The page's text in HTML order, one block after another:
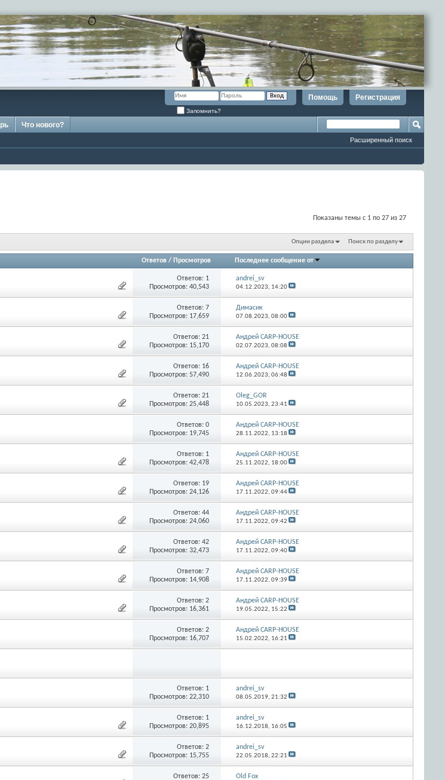
Регистрация
Помощь
Запомнить?
Что нового?
Расширенный поиск
Показаны темы с 1 по 27 из 27
Опции раздела Поиск по разделу
Ответов / Просмотров Последнее сообщение от
Ответов: 1
Просмотров: 40,543
andrei_sv
04.12.2023, 14:20
Ответов:7
Просмотров: 17,659
Димасик
07.08.2023, 08:00
Ответов:21
Просмотров: 15,170
Андрей CARP-HOUSE
02.07.2023, 08:08
Ответов: 16
Просмотров: 57,490
Андрей CARP-HOUSE
12.06.2023, 06:48
Ответов:21
Просмотров: 25,448
Oleg_GOR
10.05.2023, 23:41
Ответов:0
Просмотров: 19,745
Андрей CARP-HOUSE
28.11.2022, 13:18
Ответов: 1
Просмотров: 42,478
Андрей CARP-HOUSE
25.11.2022, 18:00
Ответов: 19
Просмотров: 24,126
Андрей CARP-HOUSE
17.11.2022, 09:44
Ответов:44
Просмотров: 24,060
Андрей CARP-HOUSE
17.11.2022, 09:42
Ответов:42
Просмотров: 32,473
Андрей CARP-HOUSE
17.11.2022, 09:40
Ответов:7
Просмотров: 14,908
Андрей CARP-HOUSE
17.11.2022, 09:39
Ответов:2
Просмотров: 16,361
Андрей CARP-HOUSE
19.05.2022, 15:22
Ответов:2
Просмотров: 16,707
Андрей CARP-HOUSE
15.02.2022, 16:21
Ответов: 1
Просмотров: 22,310
andrei_sv
08.05.2019, 21:32
Ответов: 1
Просмотров: 20,895
andrei_sv
16.12.2018, 16:05
Ответов:2
Просмотров: 15,755
andrei_sv
22.05.2018, 22:21
Ответов:25
Old Fox